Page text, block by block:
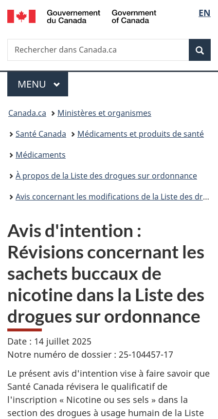
Passer
au
principal
Passer
à
Au
du
Passer
à
version
simplifiée
de
la
EN
Recherche
Rechercher
dans
Menu
MENU PRINCIPAL
Vous
êtes
ici :
Canada.ca
Ministères et organismes
Santé Canada
Médicaments et produits de santé
Médicaments
À propos de la Liste des drogues sur ordonnance
Avis concernant les modifications de la Liste des drogues sur ordonnance
Avis d'intention :
Révisions concernant les
sachets buccaux de
nicotine dans la Liste des
drogues sur ordonnance
Date : 14 juillet 2025
Notre numéro de dossier : 25-104457-17
Le présent avis d'intention vise à faire savoir que
Santé Canada révisera le qualificatif de
l'inscription « Nicotine ou ses sels » dans la
section des drogues à usage humain de la Liste